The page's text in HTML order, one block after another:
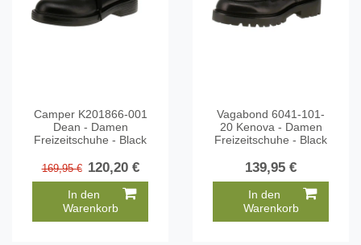
Camper K201866-001
Dean - Damen
Freizeitschuhe - Black
169,95 € 120,20 €
In den
Warenkorb
Vagabond 6041-101-
20 Kenova - Damen
Freizeitschuhe - Black
139,95 €
In den
Warenkorb